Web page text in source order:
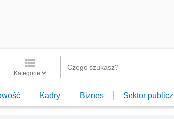
Kategorie
Kadry Biznes Sektor